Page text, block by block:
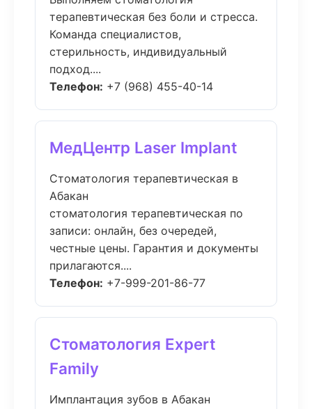
терапевтическая без боли и стресса.
Команда специалистов,
стерильность, индивидуальный
подход....
Телефон: +7 (968) 455-40-14
МедЦентр Laser Implant
Стоматология терапевтическая в
Абакан
стоматология терапевтическая по
записи: онлайн, без очередей,
честные цены. Гарантия и документы
прилагаются....
Телефон: +7-999-201-86-77
Стоматология Expert
Family
Имплантация зубов в Абакан